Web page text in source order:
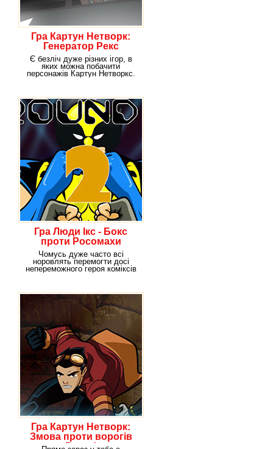
Гра Картун Нетворк:
Генератор Рекс
Є безліч дуже різних ігор, в
яких можна побачити
персонажів Картун Нетворкс.
Гра Люди Ікс - Бокс
проти Росомахи
Чомусь дуже часто всі
норовлять перемогти досі
непереможного героя коміксів
Гра Картун Нетворк:
Змова проти ворогів
Рекса!